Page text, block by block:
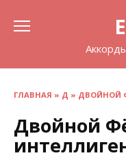
ГЛАВНАЯ » Д » ДВОЙНОЙ
Двойной